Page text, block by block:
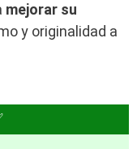
mejorar su
y originalidad a